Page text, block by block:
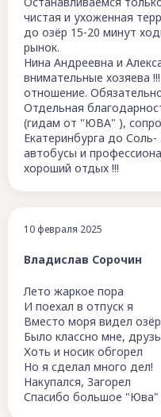
чистая и ухоженная
до озёр 15-20 минут
рынок.
Нина Андреевна и
внимательные хозяева
отношение.
Отдельная
(гидам от "ЮВА" ),
Екатеринбурга до
автобусы и
хороший отдых !!!
10 февраля 2025
Владислав Сорочин
Лето жаркое пора
И поехал в отпуск я
Вместо моря видел
Было классно мне,
Хоть и носик обгорел
Но я сделал много дел!
Накупался, Загорел
Спасибо большое "Юва"